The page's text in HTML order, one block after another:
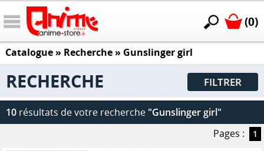
(0)
Catalogue» Recherche » Gunslinger girl
RECHERCHE FILTRER
10 résultats de votre recherche "Gunslinger girl"
Pages :
1